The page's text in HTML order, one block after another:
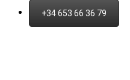
+34 653 66 36 79